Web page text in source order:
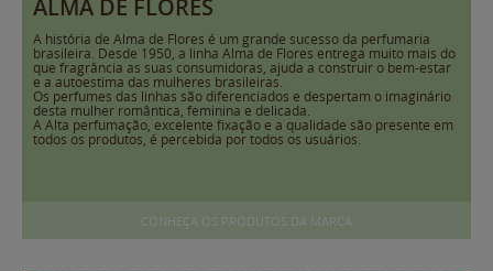
ALMA DE FLORES
A história de Alma de Flores é um grande sucesso da perfumaria
brasileira. Desde 1950, a linha Alma de Flores entrega muito mais do
que fragrância as suas consumidoras, ajuda a construir o bem-estar
e a autoestima das mulheres brasileiras.
Os perfumes das linhas são diferenciados e despertam o imaginário
desta mulher romântica, feminina e delicada.
A Alta perfumação, excelente fixação e a qualidade são presente em
todos os produtos, é percebida por todos os usuários.
CONHEÇA OS PRODUTOS DA MARCA